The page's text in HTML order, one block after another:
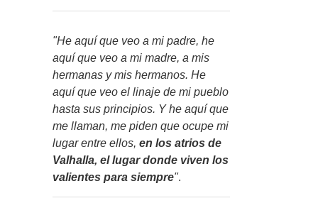
"He aquí que veo a mi padre, he
aquí que veo a mi madre, a mis
hermanas y mis hermanos. He
aquí que veo el linaje de mi pueblo
hasta sus principios. Y he aquí que
me llaman, me piden que ocupe mi
lugar entre ellos, en los atrios de
Valhalla, el lugar donde viven los
valientes para siempre".